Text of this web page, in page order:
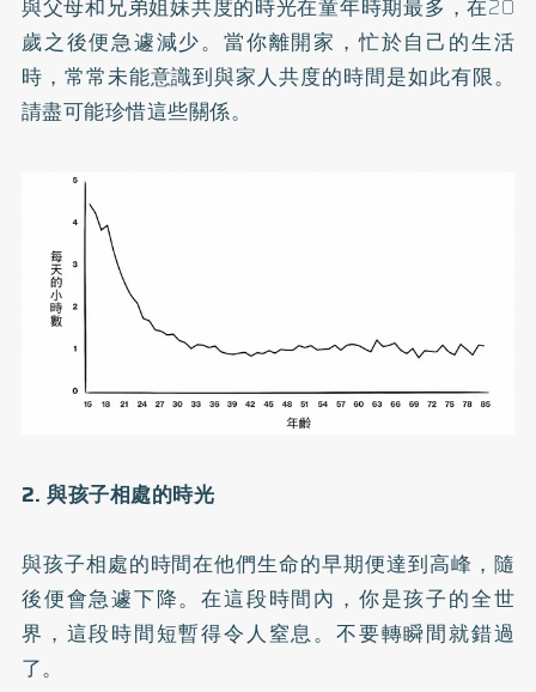
與父母和兄弟姐妹共度的時光在童年時期最多，在20
歲之後便急遽減少。當你離開家，忙於自己的生活
時，常常未能意識到與家人共度的時間是如此有限。
請盡可能珍惜這些關係。
2. 與孩子相處的時光
與孩子相處的時間在他們生命的早期便達到高峰，隨
後便會急遽下降。在這段時間內，你是孩子的全世
界，這段時間短暫得令人窒息。不要轉瞬間就錯過
了。